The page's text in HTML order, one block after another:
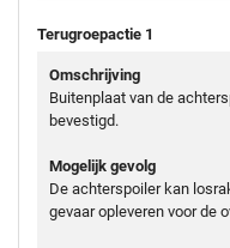
Terugroepactie 1
Omschrijving
Buitenplaat van de
bevestigd.
Mogelijk gevolg
De achterspoiler kan
gevaar opleveren voor de